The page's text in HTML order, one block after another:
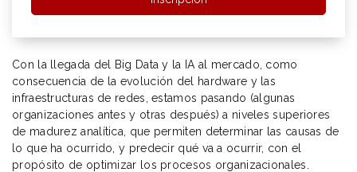
Con la llegada del Big Data y la IA al mercado, como
consecuencia de la evolución del hardware y las
infraestructuras de redes, estamos pasando (algunas
organizaciones antes y otras después) a niveles superiores
de madurez analítica, que permiten determinar las causas de
lo que ha ocurrido, y predecir qué va a ocurrir, con el
propósito de optimizar los procesos organizacionales.